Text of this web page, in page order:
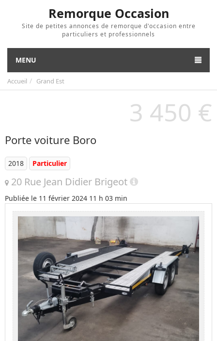
Remorque Occasion
Site de petites annonces de remorque d'occasion entre
particuliers et professionnels
MENU
Accueil Grand Est
3 450 €
Porte voiture Boro
2018 Particulier
20 Rue Jean Didier Brigeot
Publiée le 11 février 2024 11 h 03 min